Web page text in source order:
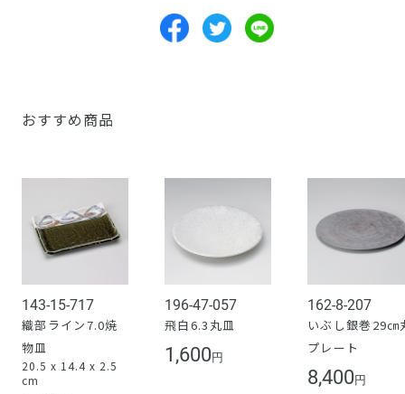
おすすめ商品
143-15-717
織部ライン7.0焼
物皿
20.5 x 14.4 x 2.5
cm
196-47-057
飛白6.3丸皿
1,600 円
162-8-207
いぶし銀巻29㎝
プレート
8,400 円